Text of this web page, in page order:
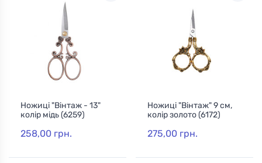
Ножиці "Вінтаж - 13"
колір мідь (6259)
258,00 грн.
Ножиці "Вінтаж" 9 см,
колір золото (6172)
275,00 грн.